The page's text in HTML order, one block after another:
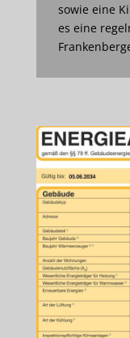
sowie eine
es eine